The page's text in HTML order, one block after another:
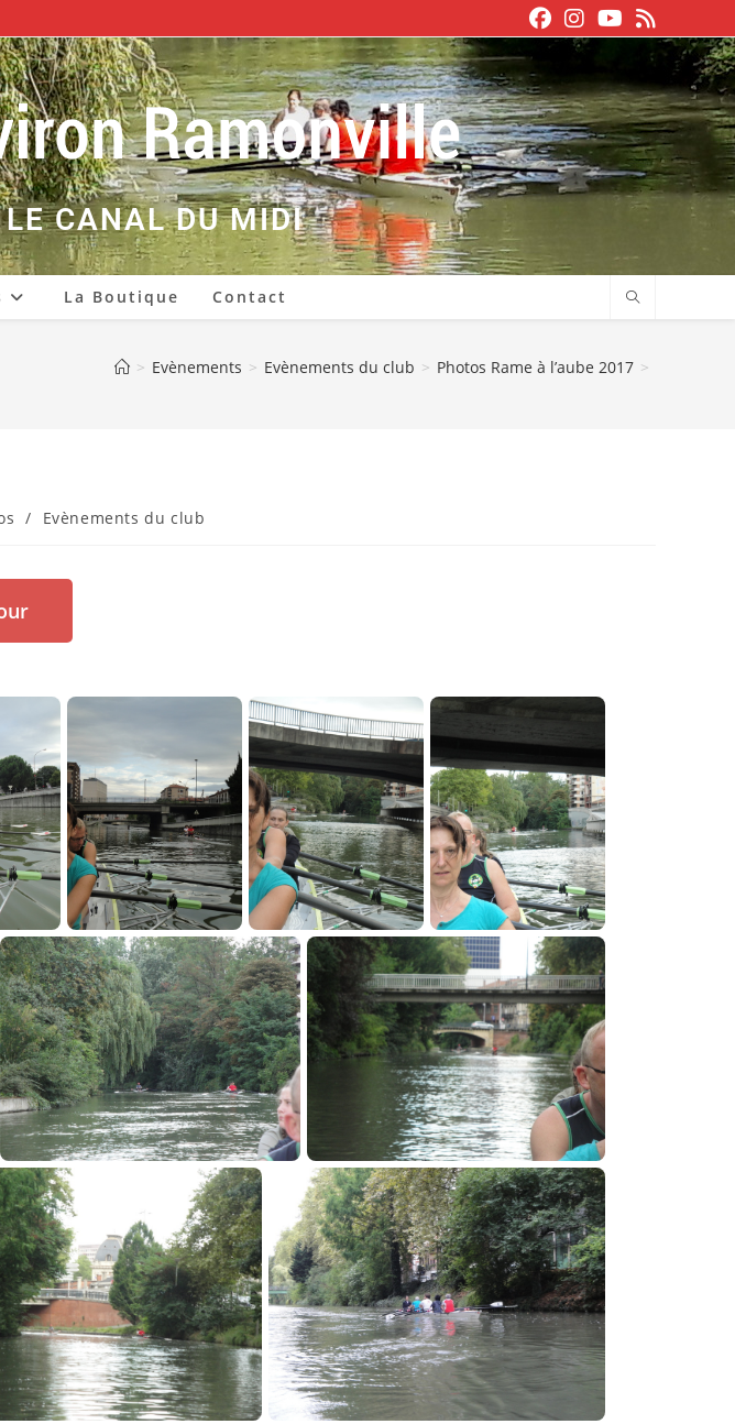
CANAL DU MIDI
La Boutique Contact
> Evènements > Evènements du club > Photos Rame à l’aube 2017 >
/ Evènements du club